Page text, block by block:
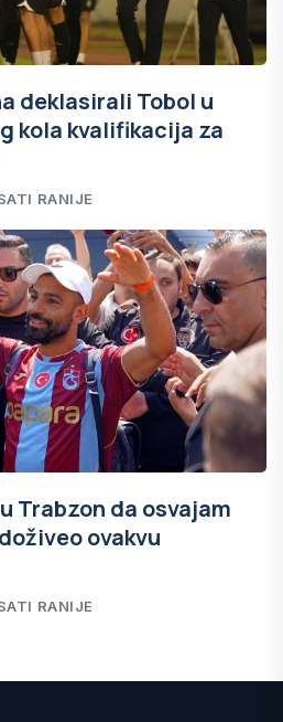
deklasirali Tobol u
kola kvalifikacija za
RANIJE
Trabzon da osvajam
ovakvu
RANIJE